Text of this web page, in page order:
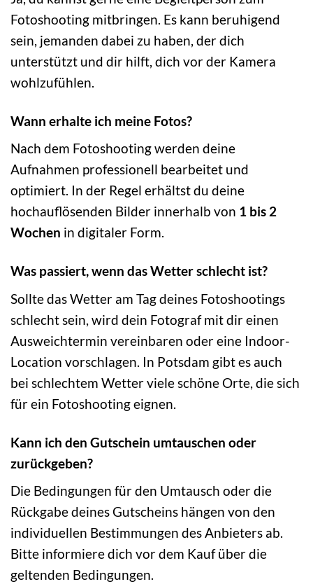
Fotoshooting mitbringen. Es kann beruhigend
sein, jemanden dabei zu haben, der dich
unterstützt und dir hilft, dich vor der Kamera
wohlzufühlen.
Wann erhalte ich meine Fotos?
Nach dem Fotoshooting werden deine
Aufnahmen professionell bearbeitet und
optimiert. In der Regel erhältst du deine
hochauflösenden Bilder innerhalb von 1 bis 2
Wochen in digitaler Form.
Was passiert, wenn das Wetter schlecht ist?
Sollte das Wetter am Tag deines Fotoshootings
schlecht sein, wird dein Fotograf mit dir einen
Ausweichtermin vereinbaren oder eine Indoor-
Location vorschlagen. In Potsdam gibt es auch
bei schlechtem Wetter viele schöne Orte, die sich
für ein Fotoshooting eignen.
Kann ich den Gutschein umtauschen oder
zurückgeben?
Die Bedingungen für den Umtausch oder die
Rückgabe deines Gutscheins hängen von den
individuellen Bestimmungen des Anbieters ab.
Bitte informiere dich vor dem Kauf über die
geltenden Bedingungen.